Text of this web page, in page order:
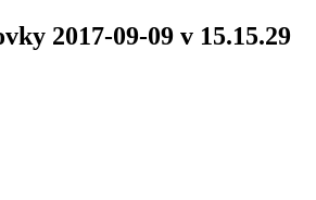
2017-09-09 v 15.15.29